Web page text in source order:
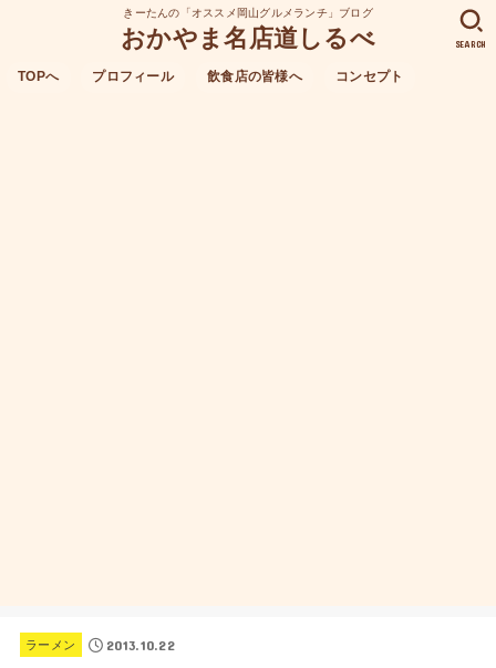
きーたんの「オススメ岡山グルメランチ」ブログ
おかやま名店道しるべ
TOPへ プロフィール 飲食店の皆様へ コンセプト
SEARCH
ラーメン 2013.10.22